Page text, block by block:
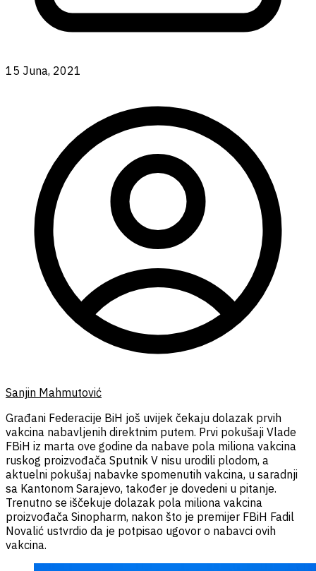
15 Juna, 2021
Sanjin Mahmutović
Građani Federacije BiH još uvijek čekaju dolazak prvih
vakcina nabavljenih direktnim putem. Prvi pokušaji Vlade
FBiH iz marta ove godine da nabave pola miliona vakcina
ruskog proizvođača Sputnik V nisu urodili plodom, a
aktuelni pokušaj nabavke spomenutih vakcina, u saradnji
sa Kantonom Sarajevo, također je dovedeni u pitanje.
Trenutno se iščekuje dolazak pola miliona vakcina
proizvođača Sinopharm, nakon što je premijer FBiH Fadil
Novalić ustvrdio da je potpisao ugovor o nabavci ovih
vakcina.